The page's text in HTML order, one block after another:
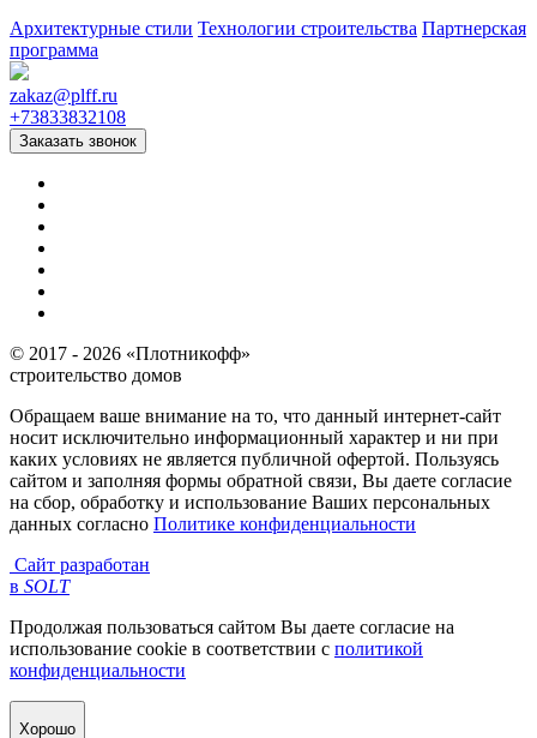
Архитектурные стили Технологии строительства Партнерская
программа
zakaz@plff.ru
+73833832108
Заказать звонок
© 2017 - 2026 «Плотникофф»
строительство домов
Обращаем ваше внимание на то, что данный интернет-сайт
носит исключительно информационный характер и ни при
каких условиях не является публичной офертой. Пользуясь
сайтом и заполняя формы обратной связи, Вы даете согласие
на сбор, обработку и использование Ваших персональных
данных согласно Политике конфиденциальности
Сайт разработан
в SOLT
Продолжая пользоваться сайтом Вы даете согласие на
использование cookie в соответствии с политикой
конфиденциальности
Хорошо